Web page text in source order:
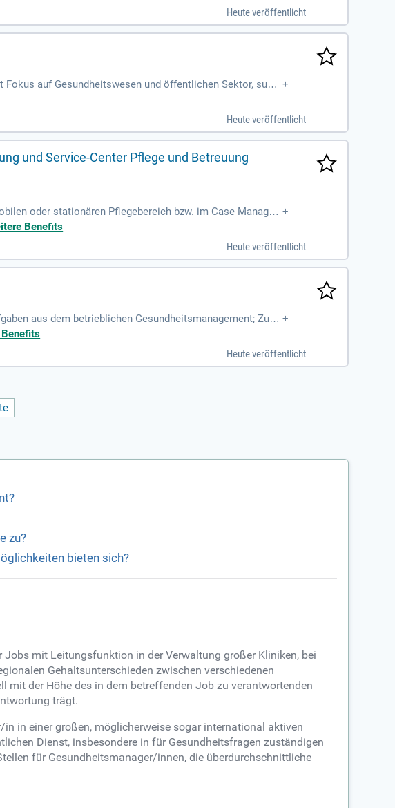
Heute veröffentlicht
Fokus auf Gesundheitswesen und öffentlichen Sektor, such
um Prozessharmonisierung, Digitalisierung
+
Heute veröffentlicht
und Service-Center Pflege und Betreuung
oder stationären Pflegebereich bzw. im Case Manage
sowie vernetztes Denken im Bezug auf
+
Benefits
Heute veröffentlicht
aus dem betrieblichen Gesundheitsmanagement; Zusa
Fachkräften; Mitarbeit an den Aktivitäten
+
Heute veröffentlicht
zu?
bieten sich?
mit Leitungsfunktion in der Verwaltung großer Kliniken, bei
Gehaltsunterschieden zwischen verschiedenen
mit der Höhe des in dem betreffenden Job zu verantwortenden
trägt.
in einer großen, möglicherweise sogar international aktiven
Dienst, insbesondere in für Gesundheitsfragen zuständigen
für Gesundheitsmanager/innen, die überdurchschnittliche